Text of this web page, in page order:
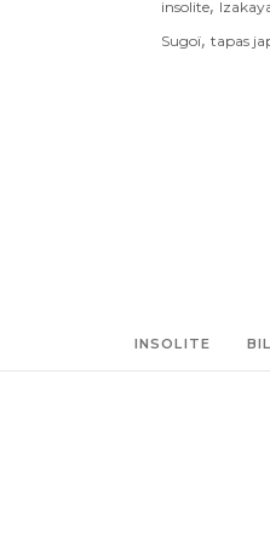
insolite
Sugoï, tapas
INSOLITE